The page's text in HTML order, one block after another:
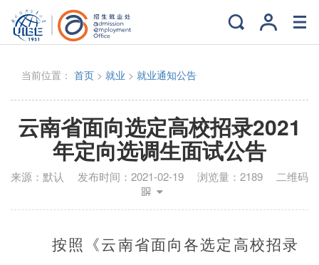
当前位置： 首页 > 就业 > 就业通知公告
云南省面向选定高校招录2021
年定向选调生面试公告
来源： 默认 发布时间： 2021-02-19 浏览量： 2189 二维码
按照 《云南省面向各选定高校招录